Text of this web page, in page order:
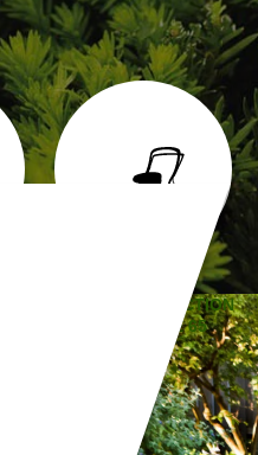
TONTE ET RÉFECTION
DE PELOUSE 65